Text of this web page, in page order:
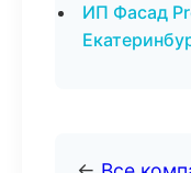
ИП Фасад